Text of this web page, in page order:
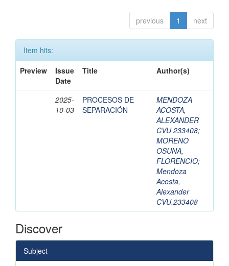
previous 1 next
Item hits:
Preview
Issue
Date
Title Author(s)
2025-
10-03
PROCESOS DE
SEPARACIÓN
MENDOZA
ACOSTA,
ALEXANDER
CVU 233408;
MORENO
OSUNA,
FLORENCIO;
Mendoza
Acosta,
Alexander
CVU.233408
Discover
Subject